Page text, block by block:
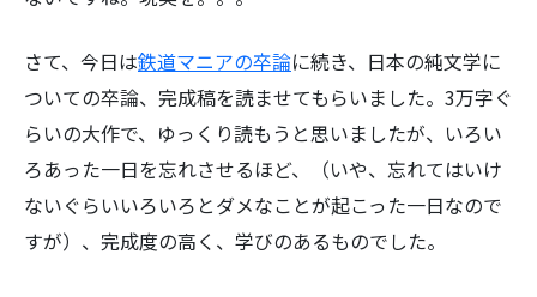
さて、今日は鉄道マニアの卒論に続き、日本の純文学に
ついての卒論、完成稿を読ませてもらいました。3万字ぐ
らいの大作で、ゆっくり読もうと思いましたが、いろい
ろあった一日を忘れさせるほど、（いや、忘れてはいけ
ないぐらいいろいろとダメなことが起こった一日なので
すが）、完成度の高く、学びのあるものでした。